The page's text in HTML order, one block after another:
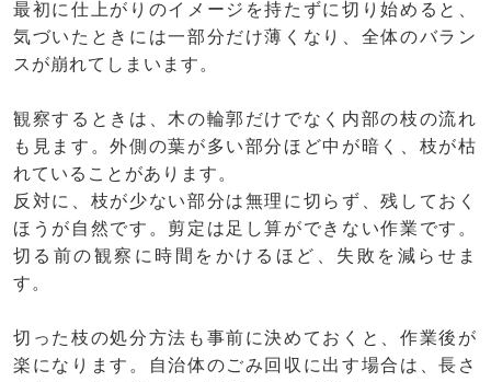
最初に仕上がりのイメージを持たずに切り始めると、
気づいたときには一部分だけ薄くなり、全体のバラン
スが崩れてしまいます。
観察するときは、木の輪郭だけでなく内部の枝の流れ
も見ます。外側の葉が多い部分ほど中が暗く、枝が枯
れていることがあります。
反対に、枝が少ない部分は無理に切らず、残しておく
ほうが自然です。剪定は足し算ができない作業です。
切る前の観察に時間をかけるほど、失敗を減らせま
す。
切った枝の処分方法も事前に決めておくと、作業後が
楽になります。自治体のごみ回収に出す場合は、長さ